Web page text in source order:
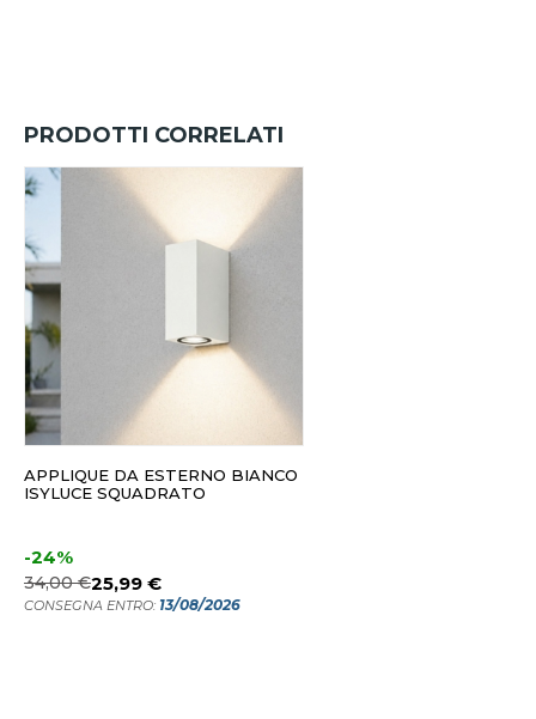
PRODOTTI CORRELATI
APPLIQUE DA ESTERNO BIANCO
ISYLUCE SQUADRATO
-24%
34,00 €25,99 €
CONSEGNA ENTRO: 13/08/2026